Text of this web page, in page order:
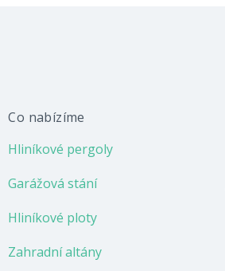
Co nabízíme
Hliníkové pergoly
Garážová stání
Hliníkové ploty
Zahradní altány